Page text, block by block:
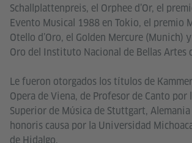
Schallplattenpreis, el Orphee d’Or, el
Evento Musical 1988 en Tokio, el premio
Otello d’Oro, el Golden Mercure (Munich)
Oro del Instituto Nacional de Bellas Artes
Le fueron otorgados los títulos de
Opera de Viena, de Profesor de Canto por
Superior de Música de Stuttgart,
honoris causa por la Universidad